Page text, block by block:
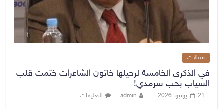
مقالات
في الذكرى الخامسة لرحيلها خاتون الشاعرات ختمت قلب
السياب بحب سرمدي!
21 يونيو، 2026 admin التعليقات